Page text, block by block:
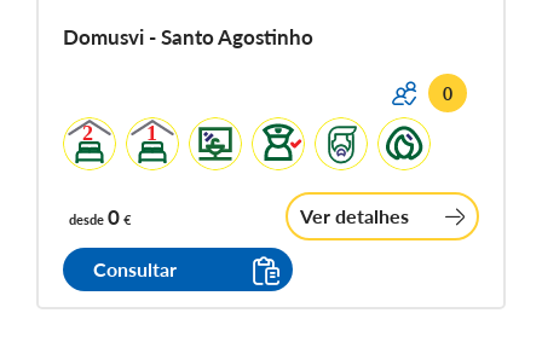
Domusvi - Santo Agostinho
0
desde 0 € Ver detalhes
Consultar